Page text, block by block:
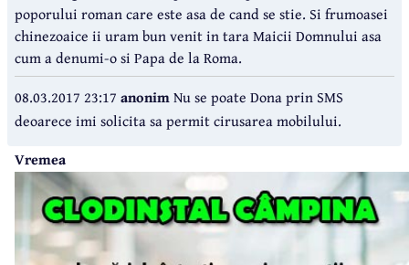
poporului roman care este asa de cand se stie. Si frumoasei
chinezoaice ii uram bun venit in tara Maicii Domnului asa
cum a denumi-o si Papa de la Roma.
08.03.2017 23:17 anonimNu se poate Dona prin SMS
deoarece imi solicita sa permit cirusarea mobilului.
Vremea